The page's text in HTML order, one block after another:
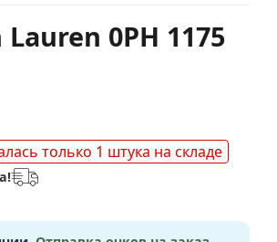
0PH 1175
только 1 штука на складе